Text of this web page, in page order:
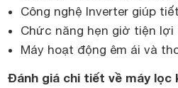
Công nghệ Inverter giúp
Chức năng hẹn giờ tiện
Máy hoạt động êm ái và
Đánh giá chi tiết về máy lọc